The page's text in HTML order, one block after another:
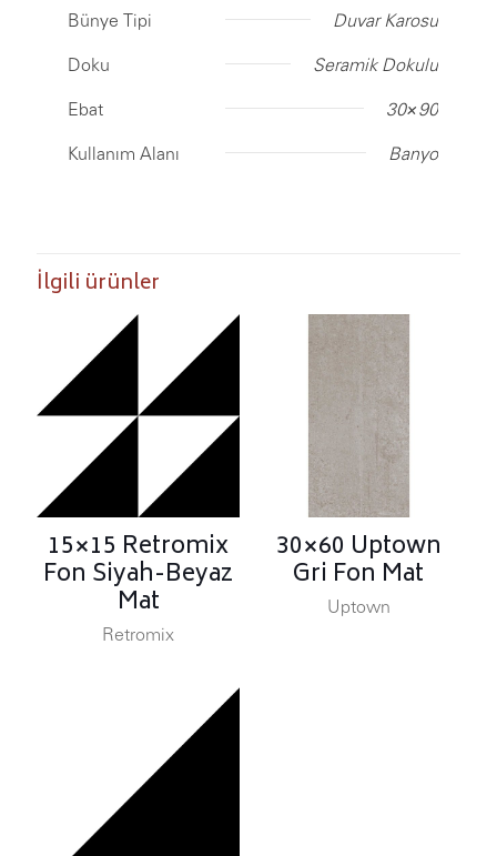
Bünye Tipi Duvar Karosu
Doku Seramik Dokulu
Ebat 30×90
Kullanım Alanı Banyo
İlgili ürünler
15×15 Retromix
Fon Siyah-Beyaz
Mat
Retromix
30×60 Uptown
Gri Fon Mat
Uptown